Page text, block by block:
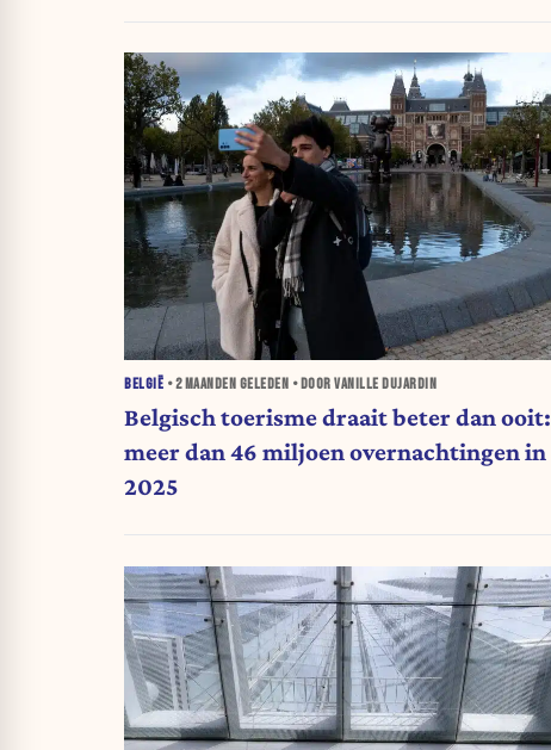
BELGIË •2 MAANDEN GELEDEN • DOOR VANILLE DUJARDIN
Belgisch toerisme draait beter dan ooit:
meer dan 46 miljoen overnachtingen in
2025